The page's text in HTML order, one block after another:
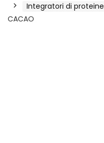
Integratori di proteine
CACAO